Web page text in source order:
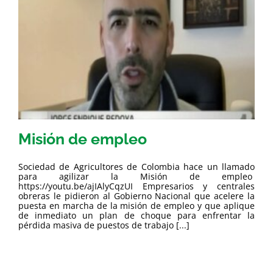
Misión de empleo
Sociedad de Agricultores de Colombia hace un llamado
para agilizar la Misión de empleo
https://youtu.be/ajIAlyCqzUI Empresarios y centrales
obreras le pidieron al Gobierno Nacional que acelere la
puesta en marcha de la misión de empleo y que aplique
de inmediato un plan de choque para enfrentar la
pérdida masiva de puestos de trabajo [...]